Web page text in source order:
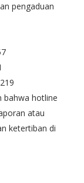
pengaduan
bahwa hotline
atau
ketertiban di